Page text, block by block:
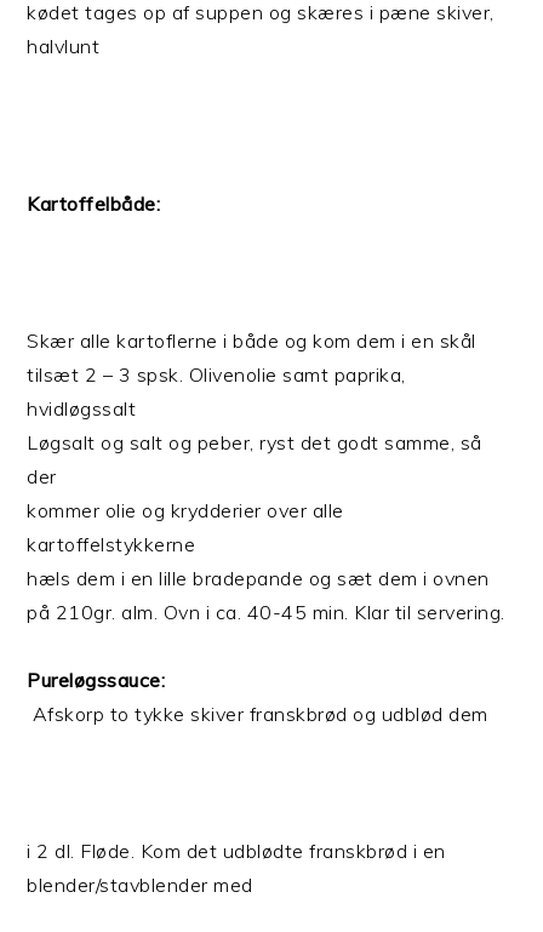
kødet tages op af suppen og skæres i pæne skiver,
halvlunt
Kartoffelbåde:
Skær alle kartoflerne i både og kom dem i en skål
tilsæt 2 – 3 spsk. Olivenolie samt paprika,
hvidløgssalt
Løgsalt og salt og peber, ryst det godt samme, så
der
kommer olie og krydderier over alle
kartoffelstykkerne
hæls dem i en lille bradepande og sæt dem i ovnen
på 210gr. alm. Ovn i ca. 40-45 min. Klar til servering.
Pureløgssauce:
Afskorp to tykke skiver franskbrød og udblød dem
i 2 dl. Fløde. Kom det udblødte franskbrød i en
blender/stavblender med